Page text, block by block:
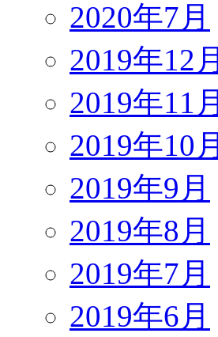
2020年7月
2019年12月
2019年11月
2019年10月
2019年9月
2019年8月
2019年7月
2019年6月